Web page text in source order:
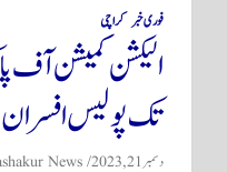
فوری خبر کراچی
الیکشن کمیشن آف
تک پولیس افسران
دسمبر 21, 2023 News